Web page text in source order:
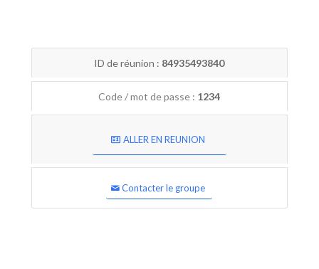
ID de réunion : 84935493840
Code / mot de passe : 1234
ALLER EN REUNION
Contacter le groupe